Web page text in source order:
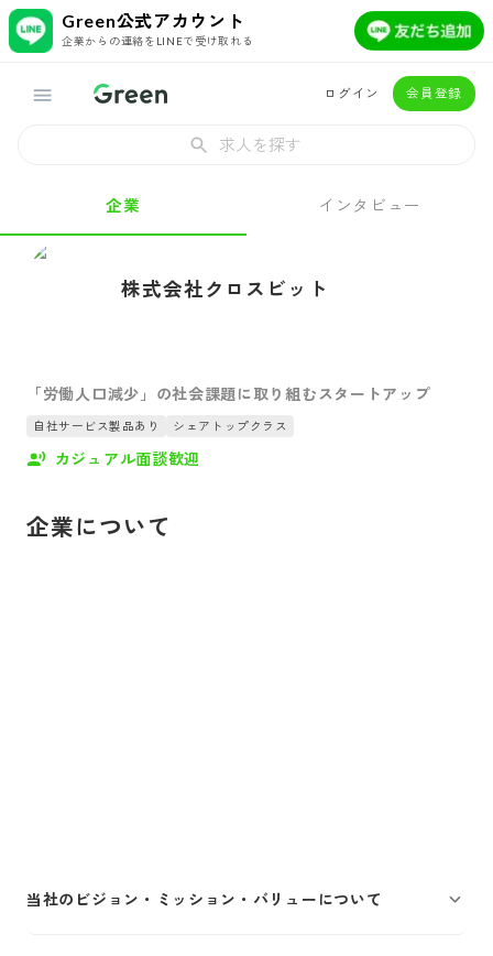
Green公式アカウント
企業からの連絡をLINEで受け取れる
ログイン 会員登録
求人を探す
企業 インタビュー
株式会社クロスビット
「労働人口減少」の社会課題に取り組むスタートアップ
自社サービス製品あり シェアトップクラス
カジュアル面談歓迎
企業について
当社のビジョン・ミッション・バリューについて